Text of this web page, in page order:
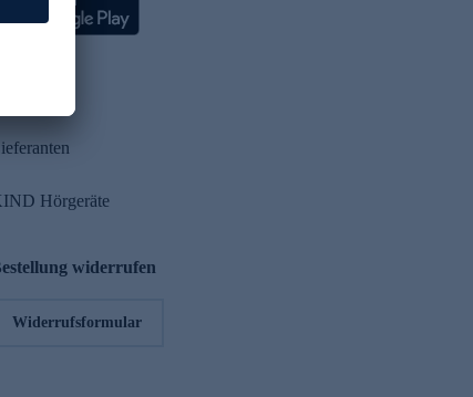
Hörgeräte
widerrufen
Widerrufsformular